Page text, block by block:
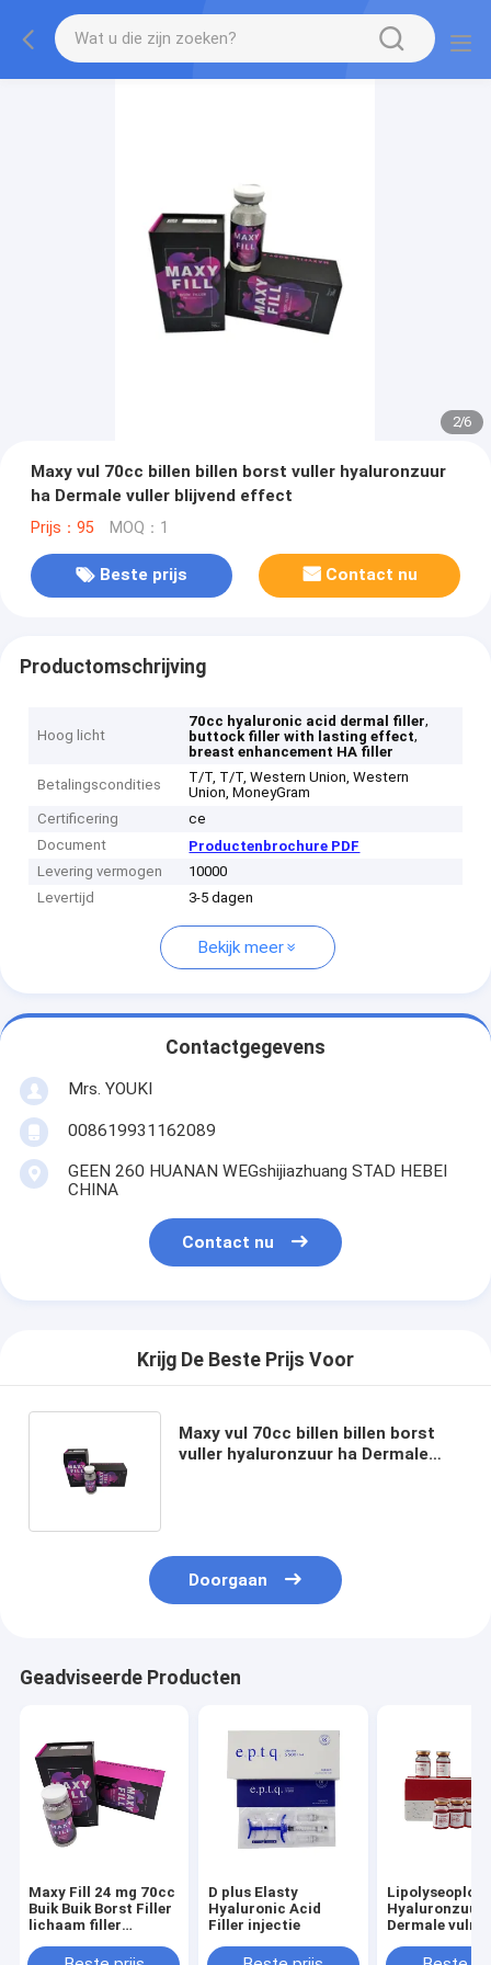
2/6
Maxy vul 70cc billen billen borst vuller hyaluronzuur
ha Dermale vuller blijvend effect
Prijs：95 MOQ：1
Beste prijs Contact nu
Productomschrijving
Hoog licht
70cc hyaluronic acid dermal filler,
buttock filler with lasting effect,
breast enhancement HA filler
Betalingscondities
T/T, T/T, Western Union, Western
Union, MoneyGram
Certificering
ce
Document
Productenbrochure PDF
Levering vermogen
10000
Levertijd
3-5 dagen
Bekijk meer
Contactgegevens
Mrs. YOUKI
008619931162089
GEEN 260 HUANAN WEGshijiazhuang STAD HEBEI
CHINA
Contact nu
Krijg De Beste Prijs Voor
Maxy vul 70cc billen billen borst
vuller hyaluronzuur ha Dermale
Doorgaan
Geadviseerde Producten
Maxy Fill 24 mg 70cc
Buik Buik Borst Filler
lichaam filler
D plus Elasty
Hyaluronic Acid
Filler injectie
Hyaluronzuur
Dermale